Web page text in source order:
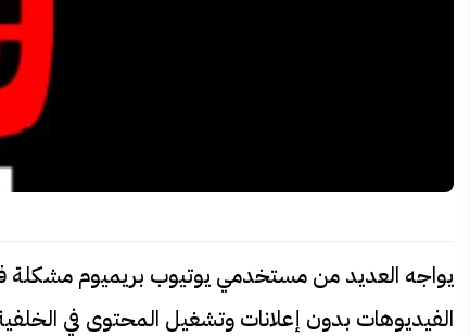
يواجه العديد من مستخدمي يوتيوب بريميوم مشكلة
الفيديوهات بدون إعلانات وتشغيل المحتوى في